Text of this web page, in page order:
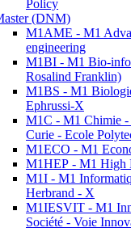
Policy
(DNM)
M1AME - M1
engineering
M1BI - M1 Bio-
Rosalind Franklin)
M1BS - M1
Ephrussi-X
M1C - M1 Chimie -
Curie - Ecole
M1ECO - M1
M1HEP - M1 High
M1I - M1
Herbrand - X
M1IESVIT - M1
Société - Voie